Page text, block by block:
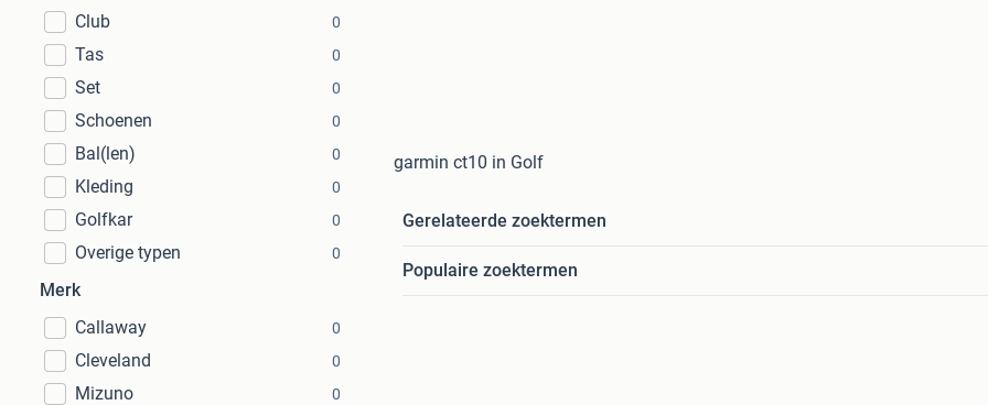
Club
0
Tas 0
Set 0
Schoenen 0
Bal(len) 0
Kleding 0
Golfkar 0
Overige typen 0
Merk
Callaway
0
Cleveland 0
Mizuno 0
garmin ct10 in Golf
Gerelateerde zoektermen
Populaire zoektermen